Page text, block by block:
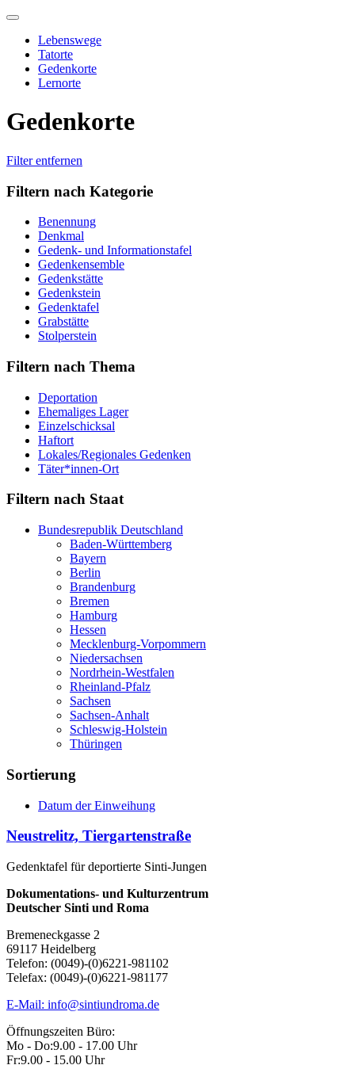
Skip
contentLebenswege
Tatorte
Gedenkorte
Lernorte
Gedenkorte
Filter entfernen
Filtern nach Kategorie
Benennung
Denkmal
Gedenk- und Informationstafel
Gedenkensemble
Gedenkstätte
Gedenkstein
Gedenktafel
Grabstätte
Stolperstein
Filtern nach Thema
Deportation
Ehemaliges Lager
Einzelschicksal
Haftort
Lokales/Regionales Gedenken
Täter*innen-Ort
Filtern nach Staat
Bundesrepublik Deutschland
Baden-Württemberg
Bayern
Berlin
Brandenburg
Bremen
Hamburg
Hessen
Mecklenburg-Vorpommern
Niedersachsen
Nordrhein-Westfalen
Rheinland-Pfalz
Sachsen
Sachsen-Anhalt
Schleswig-Holstein
Thüringen
Sortierung
Datum der Einweihung
Neustrelitz, Tiergartenstraße
Gedenktafel für deportierte Sinti-Jungen
Dokumentations- und Kulturzentrum
Deutscher Sinti und Roma
Bremeneckgasse 2
69117 Heidelberg
Telefon: (0049)-(0)6221-981102
Telefax: (0049)-(0)6221-981177
E-Mail: info@sintiundroma.de
Öffnungszeiten Büro:
Mo - Do:9.00 - 17.00 Uhr
Fr:9.00 - 15.00 Uhr